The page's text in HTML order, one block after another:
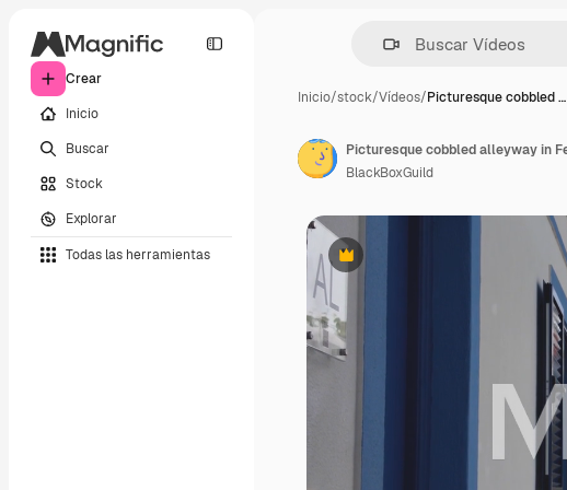
Crear
Inicio
Buscar
Stock
Explorar
Todas las herramientas
Inicio/stock/Vídeos/Picturesque cobbled …
Premium
BlackBoxGuild